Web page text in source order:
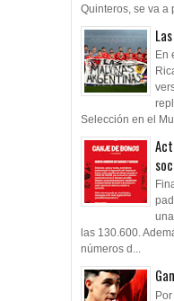
Quinteros, se va a
En
Selección en el
las 130.600.
números d...